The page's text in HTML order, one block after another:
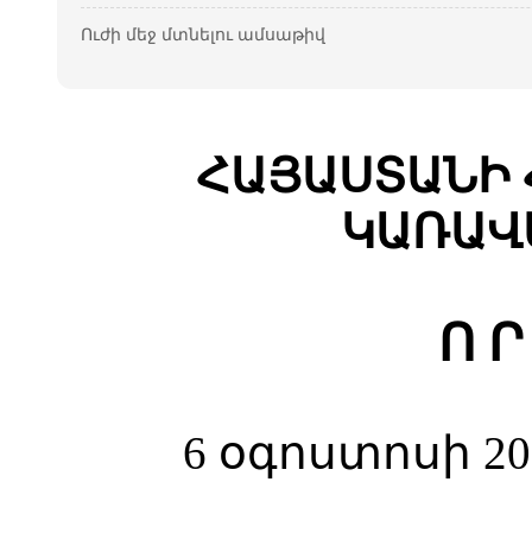
Ուժի մեջ մտնելու ամսաթիվ
ՀԱՅԱՍՏԱՆԻ
Ո
6 օգոստոսի